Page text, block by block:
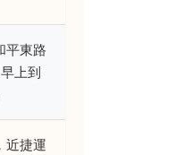
平東路
上到
近捷運